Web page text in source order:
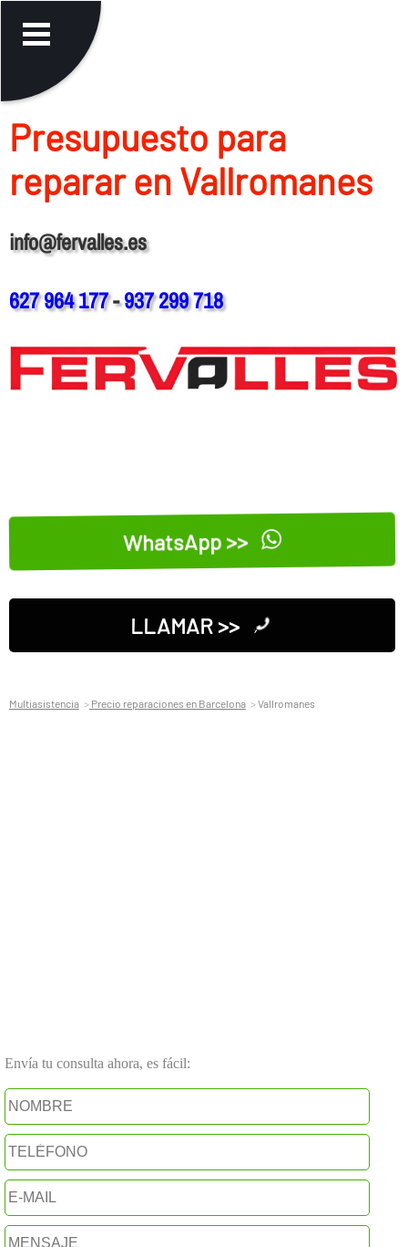
Presupuesto para
reparar en Vallromanes
info@fervalles.es
627 964 177-937 299 718
WhatsApp >>
LLAMAR >>
Multiasistencia Precio reparaciones en Barcelona Vallromanes
Envía tu consulta ahora, es fácil: